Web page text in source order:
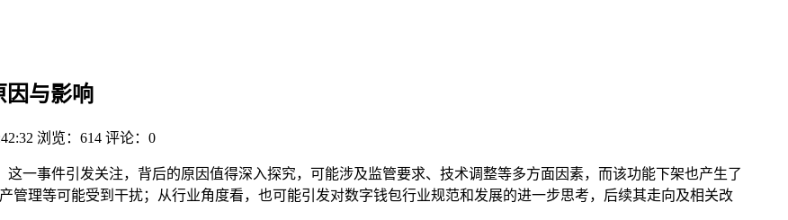
因与影响
浏览：614 评论：0
这一事件引发关注，背后的原因值得深入探究，可能涉及监管要求、技术调整等多方面因素，而该功能下架也产生了
管理等可能受到干扰；从行业角度看，也可能引发对数字钱包行业规范和发展的进一步思考，后续其走向及相关改